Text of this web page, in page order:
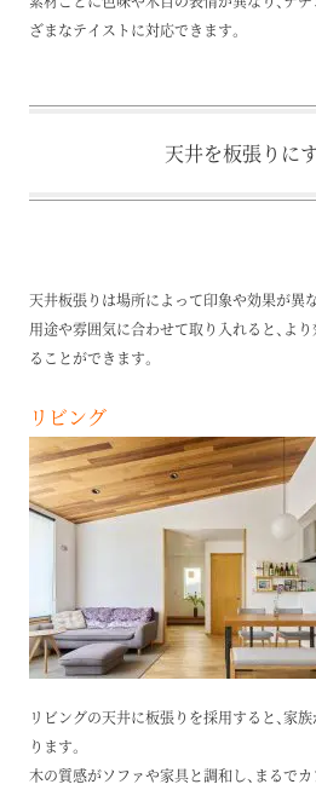
ざまなテイストに対応できます。
天井を板張りに
天井板張りは場所によって印象や効果が異
用途や雰囲気に合わせて取り入れると、よ
ることができます。
リビング
リビングの天井に板張りを採用すると、家
ります。
木の質感がソファや家具と調和し、まるでカ